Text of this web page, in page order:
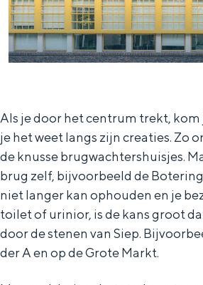
a
a
l
e
d
e
r
l
a
n
n
S
e
e
Als je door het centrum trekt, kom
je het weet langs zijn creaties. Zo
de knusse brugwachtershuisjes.
brug zelf, bijvoorbeeld de
niet langer kan ophouden en je
toilet of urinior, is de kans groot
door de stenen van Siep.
der A en op de Grote Markt.